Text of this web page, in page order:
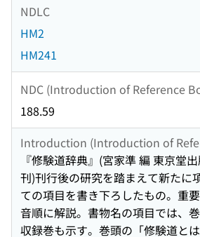
NDLC
HM2
HM241
NDC (Introduction of Reference
188.59
Introduction (Introduction of
『修験道辞典』(宮家準 編 東京堂
刊)刊行後の研究を踏まえて新たに
ての項目を書き下ろしたもの。重
音順に解説。書物名の項目では、
収録巻も示す。巻頭の「修験道と